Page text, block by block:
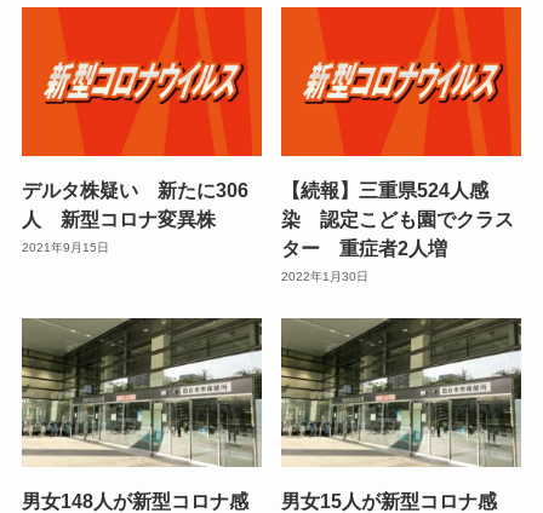
デルタ株疑い 新たに306
人 新型コロナ変異株
2021年9月15日
【続報】三重県524人感
染 認定こども園でクラス
ター 重症者2人増
2022年1月30日
男女148人が新型コロナ感
男女15人が新型コロナ感